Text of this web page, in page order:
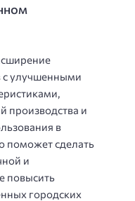
с улучшенными
производства и
в
поможет сделать
и
повысить
городских